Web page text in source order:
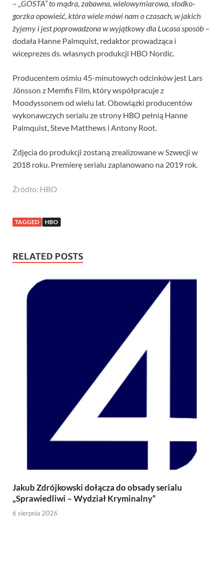
– „GÖSTA” to mądra, zabawna, wielowymiarowa, słodko-
gorzka opowieść, która wiele mówi nam o czasach, w jakich
żyjemy i jest poprowadzona w wyjątkowy dla Lucasa sposób –
dodała Hanne Palmquist, redaktor prowadząca i
wiceprezes ds. własnych produkcji HBO Nordic.
Producentem ośmiu 45-minutowych odcinków jest Lars
Jönsson z Memfis Film, który współpracuje z
Moodyssonem od wielu lat. Obowiązki producentów
wykonawczych serialu ze strony HBO pełnią Hanne
Palmquist, Steve Matthews i Antony Root.
Zdjęcia do produkcji zostaną zrealizowane w Szwecji w
2018 roku. Premierę serialu zaplanowano na 2019 rok.
Źródło: HBO
TAGGED HBO
RELATED POSTS
Jakub Zdrójkowski dołącza do obsady serialu
„Sprawiedliwi – Wydział Kryminalny”
6 sierpnia 2026